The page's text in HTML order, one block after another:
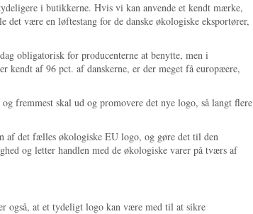
i butikkerne. Hvis vi kan anvende et kendt mærke,
være en løftestang for de danske økologiske eksportører,
obligatorisk for producenterne at benytte, men i
kendt af 96 pct. af danskerne, er der meget få europæere,
fremmest skal ud og promovere det nye logo, så langt flere
af det fælles økologiske EU logo, og gøre det til den
og letter handlen med de økologiske varer på tværs af
også, at et tydeligt logo kan være med til at sikre